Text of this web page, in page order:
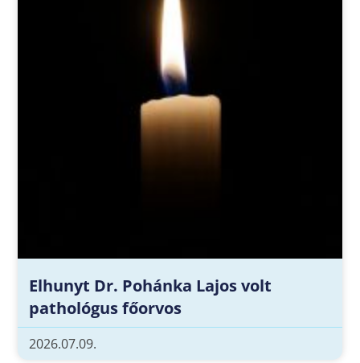
Elhunyt Dr. Pohánka Lajos volt
pathológus főorvos
2026.07.09.